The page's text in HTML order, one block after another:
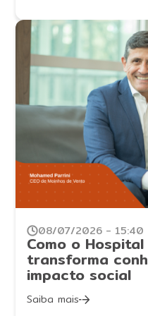
08/07/2026 - 15:40
Como o
transforma
impacto social
Saiba mais